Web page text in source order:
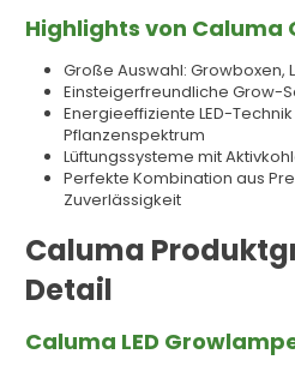
Highlights von Caluma
Große Auswahl: Growboxen,
Einsteigerfreundliche Grow-
Energieeffiziente LED-
Pflanzenspektrum
Lüftungssysteme mit
Perfekte Kombination aus
Zuverlässigkeit
Caluma
Detail
Caluma LED